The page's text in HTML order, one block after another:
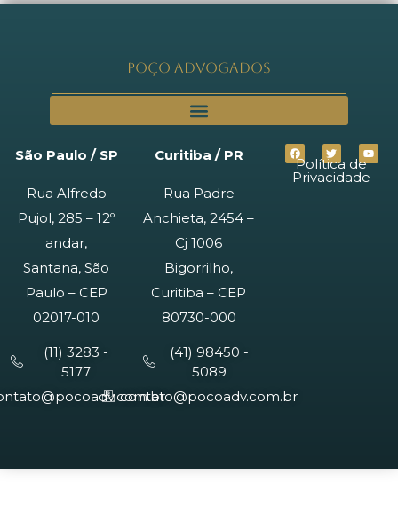
Poço Advogados
São Paulo / SP
Rua Alfredo
Pujol, 285 – 12º
andar,
Santana, São
Paulo – CEP
02017-010
(11) 3283 -
5177
Curitiba / PR
Rua Padre
Anchieta, 2454 –
Cj 1006
Bigorrilho,
Curitiba – CEP
80730-000
(41) 98450 -
5089
contato@pocoadv.com.br
Política de
Privacidade